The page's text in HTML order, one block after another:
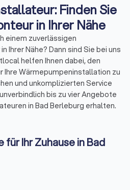
Finden Sie
in Ihrer Nähe
einem zuverlässigen
Ihrer Nähe? Dann sind Sie bei uns
helfen Ihnen dabei, den
Ihre Wärmepumpeninstallation zu
und unkomplizierten Service
bis zu vier Angebote
in Bad Berleburg erhalten.
Ihr Zuhause in Bad